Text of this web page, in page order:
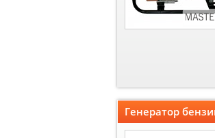
Генератор